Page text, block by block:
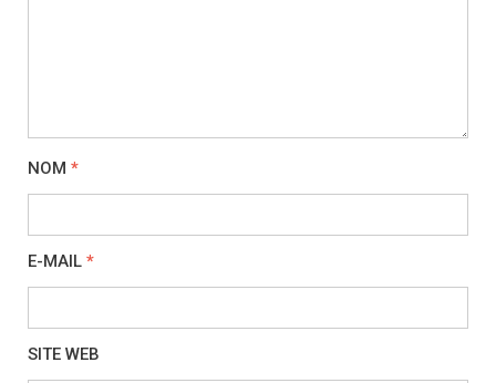
NOM *
E-MAIL *
SITE WEB